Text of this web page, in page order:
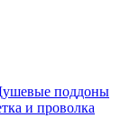
поддоны
и проволка